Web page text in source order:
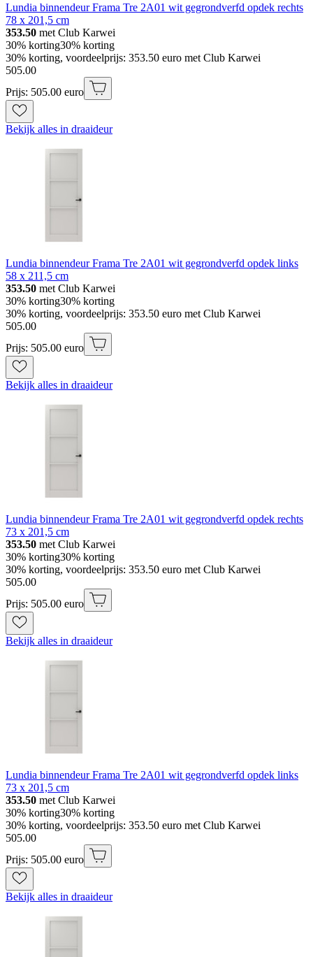
Lundia binnendeur Frama Tre 2A01 wit gegrondverfd opdek rechts
78 x 201,5 cm
353.50 met Club Karwei
30% korting30% korting
30% korting, voordeelprijs: 353.50 euro met Club Karwei
505.00
Prijs: 505.00 euro
Bekijk alles in draaideur
Lundia binnendeur Frama Tre 2A01 wit gegrondverfd opdek links
58 x 211,5 cm
353.50 met Club Karwei
30% korting30% korting
30% korting, voordeelprijs: 353.50 euro met Club Karwei
505.00
Prijs: 505.00 euro
Bekijk alles in draaideur
Lundia binnendeur Frama Tre 2A01 wit gegrondverfd opdek rechts
73 x 201,5 cm
353.50 met Club Karwei
30% korting30% korting
30% korting, voordeelprijs: 353.50 euro met Club Karwei
505.00
Prijs: 505.00 euro
Bekijk alles in draaideur
Lundia binnendeur Frama Tre 2A01 wit gegrondverfd opdek links
73 x 201,5 cm
353.50 met Club Karwei
30% korting30% korting
30% korting, voordeelprijs: 353.50 euro met Club Karwei
505.00
Prijs: 505.00 euro
Bekijk alles in draaideur